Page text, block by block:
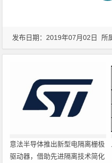
发布日期：2019年07月02日 所
意法半导体推出新型电隔离栅极
驱动器，借助先进隔离技术简化